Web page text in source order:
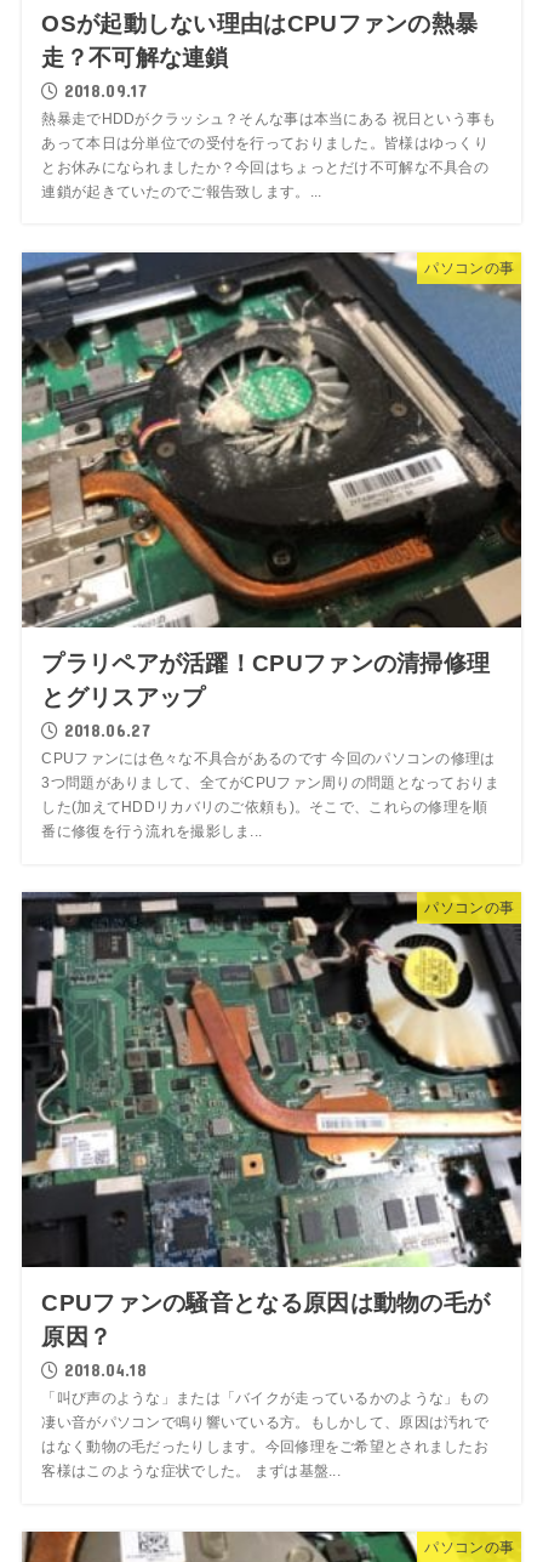
OSが起動しない理由はCPUファンの熱暴
走？不可解な連鎖
2018.09.17
熱暴走でHDDがクラッシュ？そんな事は本当にある 祝日という事も
あって本日は分単位での受付を行っておりました。皆様はゆっくり
とお休みになられましたか？今回はちょっとだけ不可解な不具合の
連鎖が起きていたのでご報告致します。...
パソコンの事
プラリペアが活躍！CPUファンの清掃修理
とグリスアップ
2018.06.27
CPUファンには色々な不具合があるのです 今回のパソコンの修理は
3つ問題がありまして、全てがCPUファン周りの問題となっておりま
した(加えてHDDリカバリのご依頼も)。そこで、これらの修理を順
番に修復を行う流れを撮影しま...
パソコンの事
CPUファンの騒音となる原因は動物の毛が
原因？
2018.04.18
「叫び声のような」または「バイクが走っているかのような」もの
凄い音がパソコンで鳴り響いている方。もしかして、原因は汚れで
はなく動物の毛だったりします。今回修理をご希望とされましたお
客様はこのような症状でした。 まずは基盤...
パソコンの事